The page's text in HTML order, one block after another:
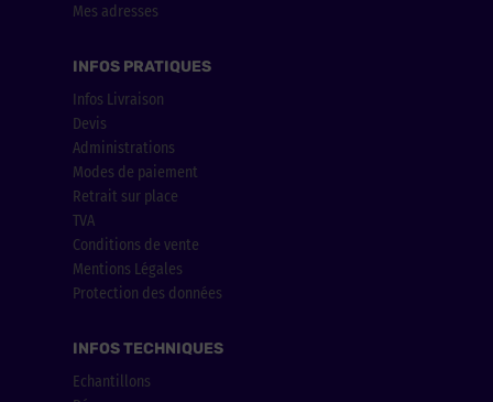
Mes adresses
INFOS PRATIQUES
Infos Livraison
Devis
Administrations
Modes de paiement
Retrait sur place
TVA
Conditions de vente
Mentions Légales
Protection des données
INFOS TECHNIQUES
Echantillons